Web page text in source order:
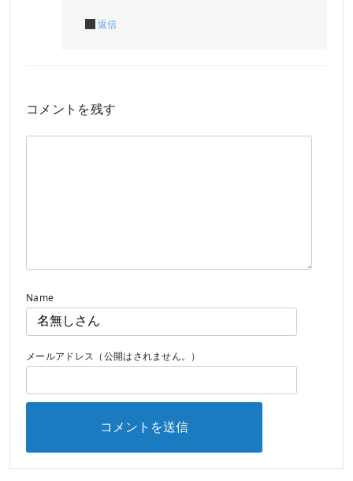
返信
コメントを残す
Name
メールアドレス（公開はされません。）